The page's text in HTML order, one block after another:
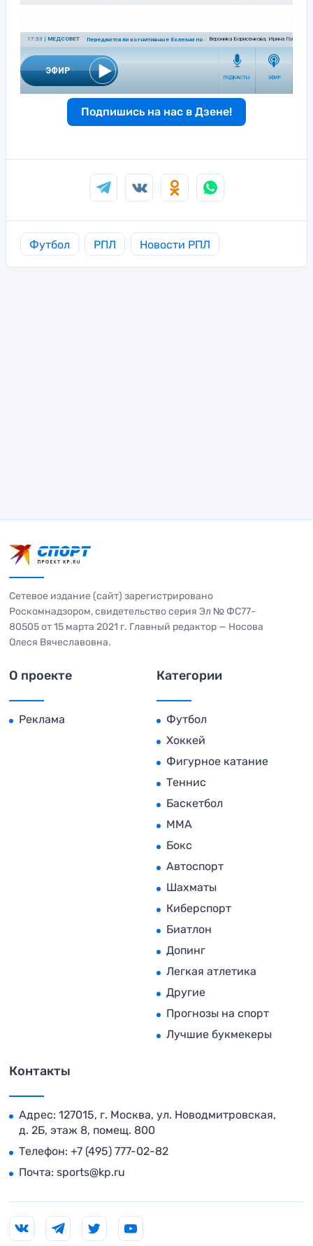
Подпишись на нас в Дзене!
Футбол РПЛ Новости РПЛ
Сетевое издание (сайт) зарегистрировано
Роскомнадзором, свидетельство серия Эл № ФС77-
80505 от 15 марта 2021 г. Главный редактор — Носова
Олеся Вячеславовна.
О проекте
Реклама
Категории
Футбол
Хоккей
Фигурное катание
Теннис
Баскетбол
MMA
Бокс
Автоспорт
Шахматы
Киберспорт
Биатлон
Допинг
Легкая атлетика
Другие
Прогнозы на спорт
Лучшие букмекеры
Контакты
Адрес: 127015, г. Москва, ул. Новодмитровская,
д. 2Б, этаж 8, помещ. 800
Телефон: +7 (495) 777-02-82
Почта: sports@kp.ru